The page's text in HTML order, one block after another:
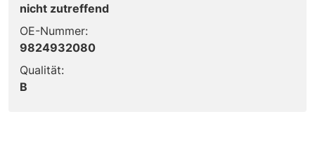
nicht zutreffend
OE-Nummer:
9824932080
Qualität:
B